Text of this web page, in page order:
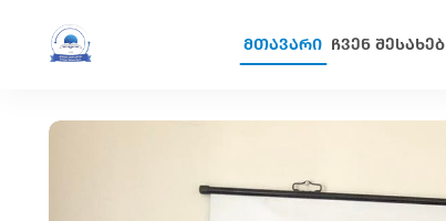
მთავარი ჩვენ შესახებ